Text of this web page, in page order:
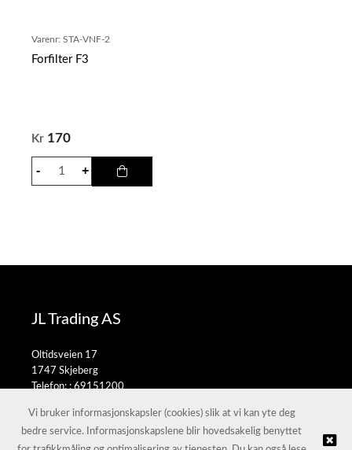
Varenr: STA-VNF-2
Forfilter F3
Kr 170
JL Trading AS
Oltidsveien 17
1747 Skjeberg
Telefon: :69151200
Vi bruker informasjonskapsler (cookies) slik at vi kan yte deg
bedre service. Informasjonskapslene blir hovedsakelig benyttet